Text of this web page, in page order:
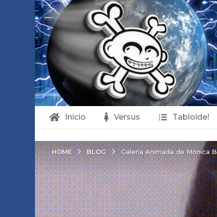
Inicio Versus Tabloide!
HOME BLOG Galería Animada de Monica